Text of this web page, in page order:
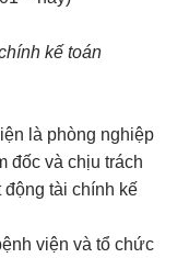
kế toán
là phòng nghiệp
đốc và chịu trách
tài chính kế
viện và tổ chức